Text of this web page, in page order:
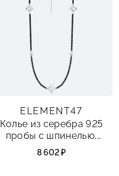
ELEMENT47
Колье из серебра 925
пробы с шпинелью,
жемчугами и
8 602 ₽